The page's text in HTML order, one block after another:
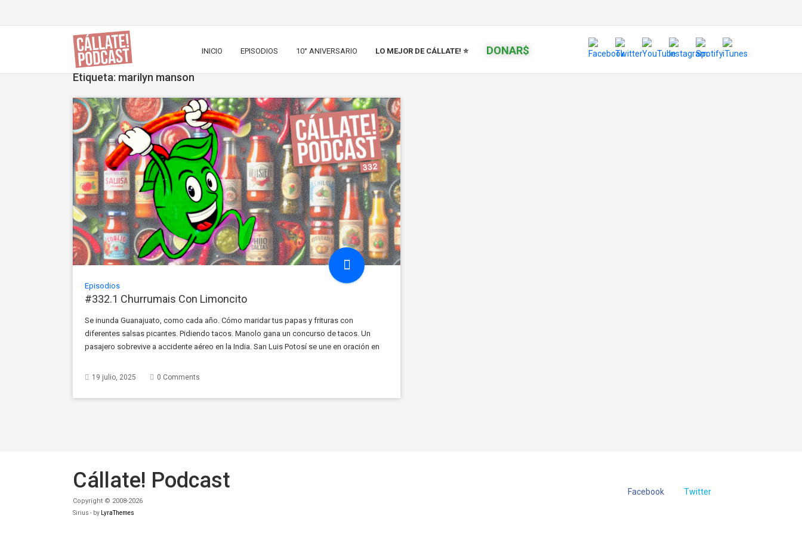
INICIO EPISODIOS 10° ANIVERSARIO LO MEJOR DE CÁLLATE! ⭐ DONAR$
Etiqueta: marilyn manson
Episodios
#332.1 Churrumais Con Limoncito
Se inunda Guanajuato, como cada año. Cómo maridar tus papas y frituras con
diferentes salsas picantes. Pidiendo tacos. Manolo gana un concurso de tacos. Un
pasajero sobrevive a accidente aéreo en la India. San Luis Potosí se une en oración en
19 julio, 2025 0 Comments
Facebook Twitter
Cállate! Podcast
Copyright © 2008-2026
Sirius - by LyraThemes